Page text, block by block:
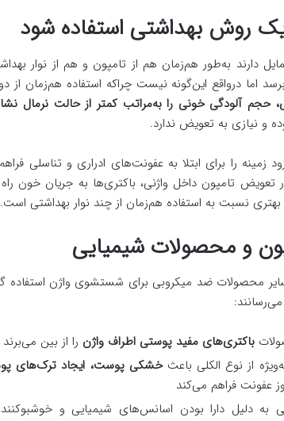
روش بهداشتی استفاده شود
دارند به‌طور هم‌زمان هم از تامپون و هم از نوار
اما درواقع این‌گونه نیست چراکه استفاده هم‌زمان از
حجم آلودگی خونی را به‌مراتب کمتر از حالت نرمال
و نیازی به تعویض ندارد.
زمینه را برای ابتلا به عفونت‌های ادراری و تناسلی
تامپون داخل واژنی، باکتری‌ها به جریان خون راه
بهتری نسبت به استفاده هم‌زمان از چند نوار بهداشتی است.
و محصولات شیمیایی
محصولات ضد میکروبی برای شستشوی واژن استفاده
باکتری‌های مفید پوستی اطراف واژن را از بین می‌برند
از نوع الکلی باعثخشکی پوست، ایجاد ترک‌های
عفونت فراهم می‌کند
به دلیل دارا بودن اسانس‌های شیمیایی و